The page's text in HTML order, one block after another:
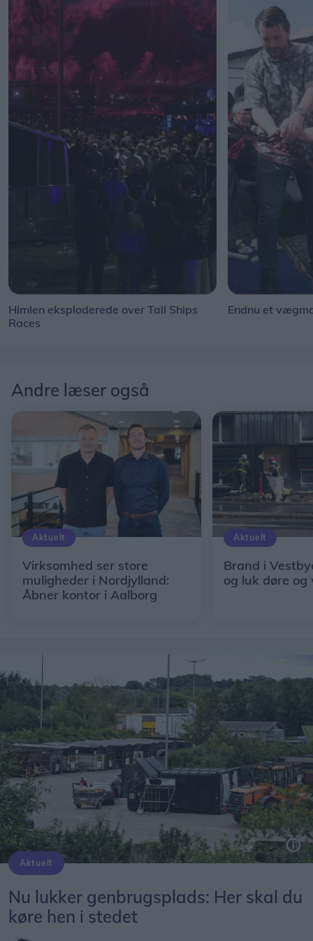
Himlen eksploderede over Tall Ships
Races
Endnu et
Andre læser også
Aktuelt
Virksomhed ser store
muligheder i Nordjylland:
Åbner kontor i Aalborg
Aktuelt
Brand i
og luk døre og
Aktuelt
Nu lukker genbrugsplads: Her skal du
køre hen i stedet